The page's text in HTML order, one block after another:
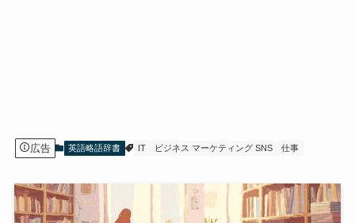
広告 英語略語辞書 IT ビジネス マーケティング SNS 仕事